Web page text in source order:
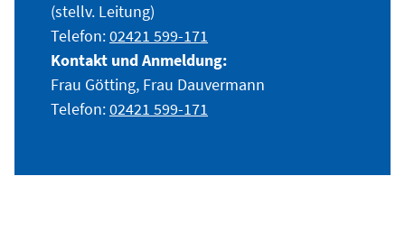
(stellv. Leitung)
Telefon:02421 599-171
Kontakt und Anmeldung:
Frau Götting, Frau Dauvermann
Telefon:02421 599-171